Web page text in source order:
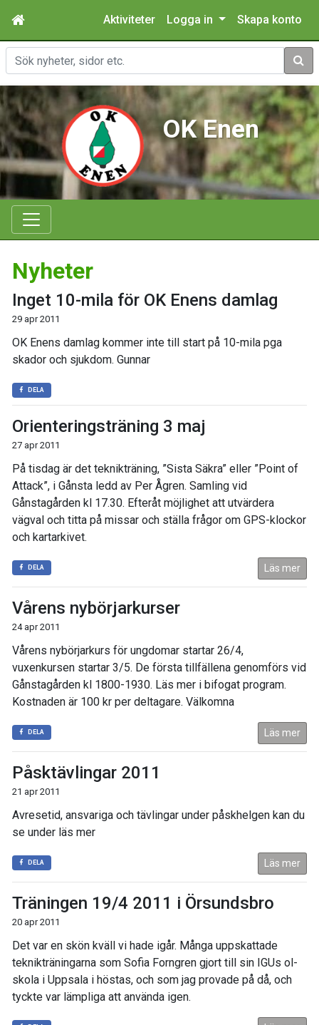
Aktiviteter Logga in Skapa konto
Sök
OK Enen
Nyheter
Inget 10-mila för OK Enens damlag
29 apr 2011
OK Enens damlag kommer inte till start på 10-mila pga
skador och sjukdom. Gunnar
DELA
Orienteringsträning 3 maj
27 apr 2011
På tisdag är det teknikträning, ”Sista Säkra” eller ”Point of
Attack”, i Gånsta ledd av Per Ågren. Samling vid
Gånstagården kl 17.30. Efteråt möjlighet att utvärdera
vägval och titta på missar och ställa frågor om GPS-klockor
och kartarkivet.
DELA Läs mer
Vårens nybörjarkurser
24 apr 2011
Vårens nybörjarkurs för ungdomar startar 26/4,
vuxenkursen startar 3/5. De första tillfällena genomförs vid
Gånstagården kl 1800-1930. Läs mer i bifogat program.
Kostnaden är 100 kr per deltagare. Välkomna
DELA Läs mer
Påsktävlingar 2011
21 apr 2011
Avresetid, ansvariga och tävlingar under påskhelgen kan du
se under läs mer
DELA Läs mer
Träningen 19/4 2011 i Örsundsbro
20 apr 2011
Det var en skön kväll vi hade igår. Många uppskattade
teknikträningarna som Sofia Forngren gjort till sin IGUs ol-
skola i Uppsala i höstas, och som jag provade på då, och
tyckte var lämpliga att använda igen.